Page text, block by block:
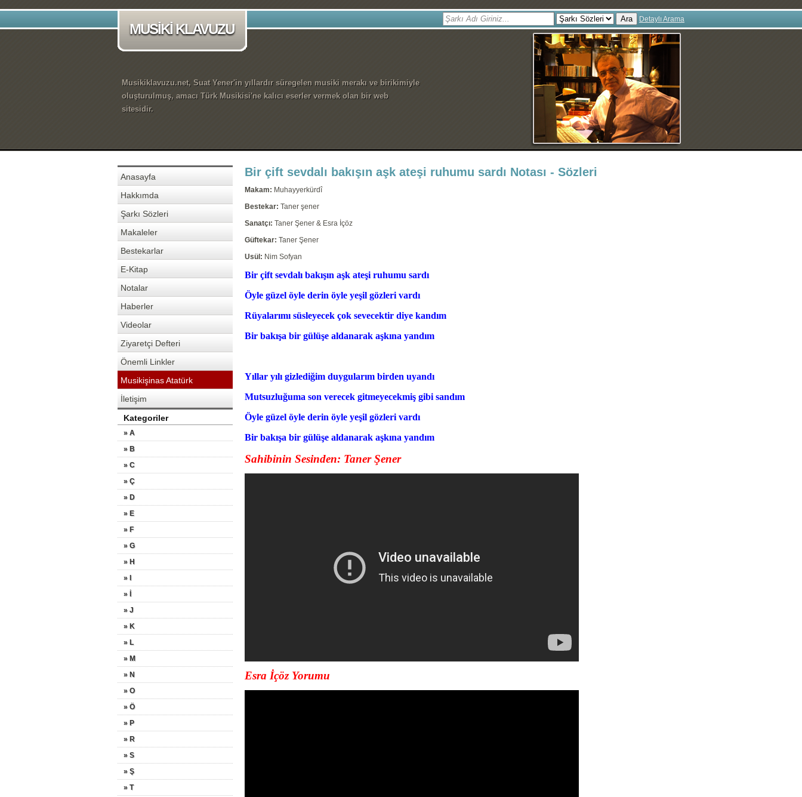
MUSİKİ KLAVUZU
Ara Detaylı Arama
Musikiklavuzu.net, Suat Yener'in yıllardır süregelen musiki merakı ve birikimiyle
oluşturulmuş, amacı Türk Musikisi'ne kalıcı eserler vermek olan bir web
sitesidir.
Anasayfa
Hakkımda
Şarkı Sözleri
Makaleler
Bestekarlar
E-Kitap
Notalar
Haberler
Videolar
Ziyaretçi Defteri
Önemli Linkler
Musikişinas Atatürk
İletişim
Kategoriler
» A
» B
» C
» Ç
» D
» E
» F
» G
» H
» I
» İ
» J
» K
» L
» M
» N
» O
» Ö
» P
» R
» S
» Ş
» T
Bir çift sevdalı bakışın aşk ateşi ruhumu sardı Notası - Sözleri
Makam: Muhayyerkürdî
Bestekar: Taner şener
Sanatçı: Taner Şener & Esra İçöz
Güftekar: Taner Şener
Usül: Nim Sofyan
Bir çift sevdalı bakışın aşk ateşi ruhumu sardı
Öyle güzel öyle derin öyle yeşil gözleri vardı
Rüyalarımı süsleyecek çok sevecektir diye kandım
Bir bakışa bir gülüşe aldanarak aşkına yandım
Yıllar yılı gizlediğim duygularım birden uyandı
Mutsuzluğuma son verecek gitmeyecekmiş gibi sandım
Öyle güzel öyle derin öyle yeşil gözleri vardı
Bir bakışa bir gülüşe aldanarak aşkına yandım
Sahibinin Sesinden: Taner Şener
Esra İçöz Yorumu